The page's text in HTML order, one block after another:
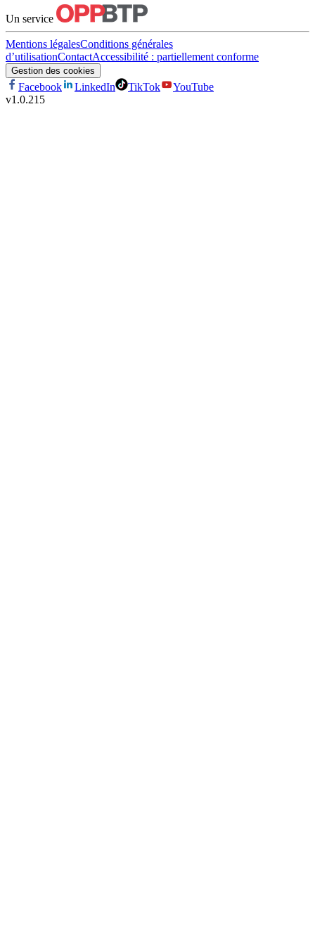
Un service
Mentions légalesConditions générales
d’utilisationContactAccessibilité : partiellement conforme
Gestion des cookies
Facebook LinkedIn TikTok
YouTube
v1.0.215